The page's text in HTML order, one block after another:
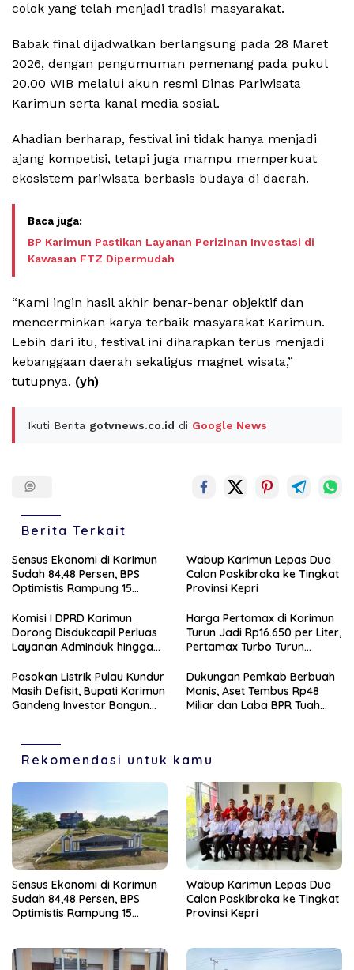
colok yang telah menjadi tradisi masyarakat.
Babak final dijadwalkan berlangsung pada 28 Maret
2026, dengan pengumuman pemenang pada pukul
20.00 WIB melalui akun resmi Dinas Pariwisata
Karimun serta kanal media sosial.
Ahadian berharap, festival ini tidak hanya menjadi
ajang kompetisi, tetapi juga mampu memperkuat
ekosistem pariwisata berbasis budaya di daerah.
BP Karimun Pastikan Layanan Perizinan Investasi di
Kawasan FTZ Dipermudah
“Kami ingin hasil akhir benar-benar objektif dan
mencerminkan karya terbaik masyarakat Karimun.
Lebih dari itu, festival ini diharapkan terus menjadi
kebanggaan daerah sekaligus magnet wisata,”
tutupnya. (yh)
Ikuti Berita gotvnews.co.id di Google News
Berita Terkait
Sensus Ekonomi di Karimun
Sudah 84,48 Persen, BPS
Optimistis Rampung 15
Wabup Karimun Lepas Dua
Calon Paskibraka ke Tingkat
Provinsi Kepri
Komisi I DPRD Karimun
Dorong Disdukcapil Perluas
Layanan Adminduk hingga
Harga Pertamax di Karimun
Turun Jadi Rp16.650 per Liter,
Pertamax Turbo Turun
Pasokan Listrik Pulau Kundur
Masih Defisit, Bupati Karimun
Gandeng Investor Bangun
Dukungan Pemkab Berbuah
Manis, Aset Tembus Rp48
Miliar dan Laba BPR Tuah
Rekomendasi untuk kamu
Sensus Ekonomi di Karimun
Sudah 84,48 Persen, BPS
Optimistis Rampung 15
Wabup Karimun Lepas Dua
Calon Paskibraka ke Tingkat
Provinsi Kepri